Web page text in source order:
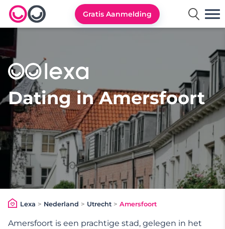
Lexa logo
Gratis Aanmelding
Dating in Amersfoort
Lexa > Nederland > Utrecht > Amersfoort
Amersfoort is een prachtige stad, gelegen in het